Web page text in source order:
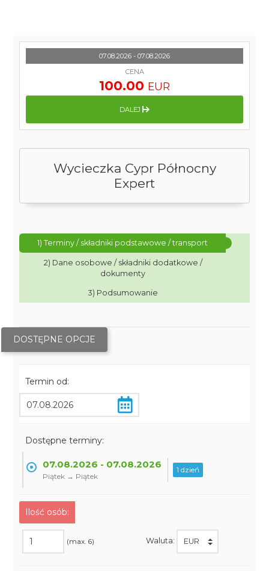
Wycieczka Cypr Północny
Expert
1) Terminy / składniki podstawowe / transport
2) Dane osobowe / składniki dodatkowe /
dokumenty
3) Podsumowanie
DOSTĘPNE OPCJE
Termin od:
Dostępne terminy:
07.08.2026 - 07.08.2026
Piątek → Piątek
1 dzień
Ilość osób:
(max. 6) Waluta:
07.08.2026 - 07.08.2026
CENA
100.00 EUR
DALEJ